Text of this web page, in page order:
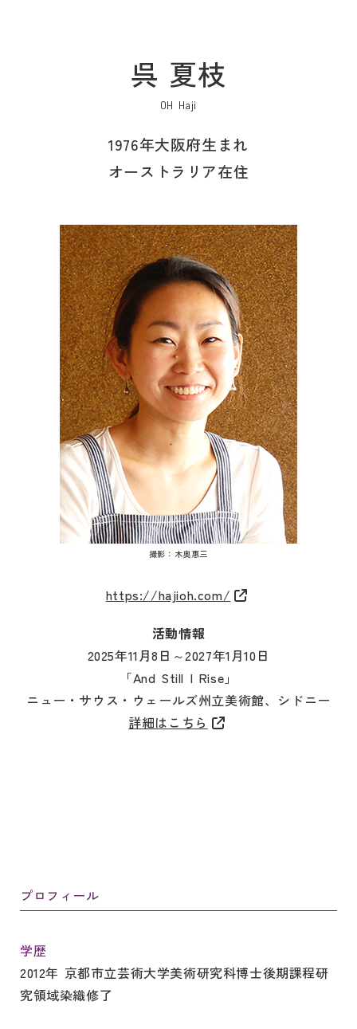
呉 夏枝
OH Haji
1976年大阪府生まれ
オーストラリア在住
撮影：木奥惠三
https://hajioh.com/
活動情報
2025年11月8日～2027年1月10日
「And Still I Rise」
ニュー・サウス・ウェールズ州立美術館、シドニー
詳細はこちら
プロフィール
学歴
2012年 京都市立芸術大学美術研究科博士後期課程研
究領域染織修了